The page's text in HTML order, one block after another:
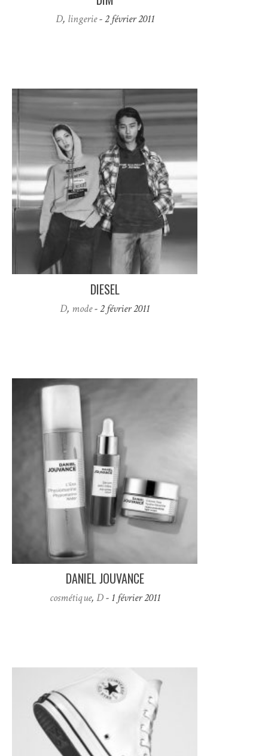
D, lingerie- 2 février 2011
DIESEL
D, mode- 2 février 2011
DANIEL JOUVANCE
cosmétique, D- 1 février 2011